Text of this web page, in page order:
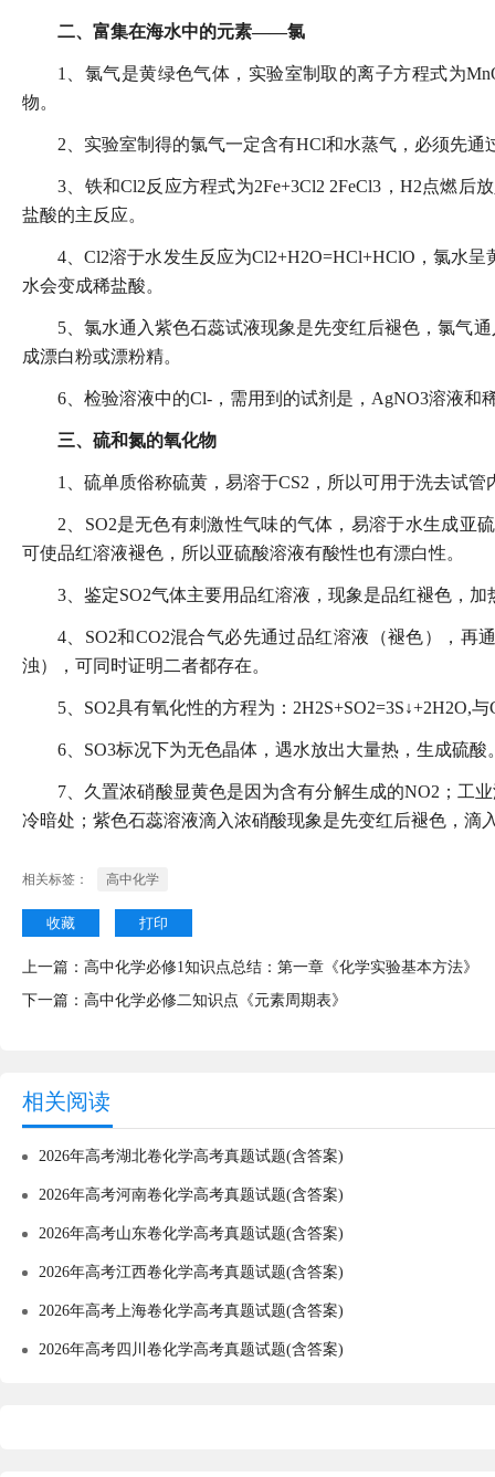
二、富集在海水中的元素——氯
1、氯气是黄绿色气体，实验室制取的离子方程式为
物。
2、实验室制得的氯气一定含有HCl和水蒸气，必须先
3、铁和Cl2反应方程式为2Fe+3Cl2 2FeCl3，H2点燃
盐酸的主反应。
4、Cl2溶于水发生反应为Cl2+H2O=HCl+HClO，氯水
水会变成稀盐酸。
5、氯水通入紫色石蕊试液现象是先变红后褪色，氯气
成漂白粉或漂粉精。
6、检验溶液中的Cl-，需用到的试剂是，AgNO3溶液和
三、硫和氮的氧化物
1、硫单质俗称硫黄，易溶于CS2，所以可用于洗去试管
2、SO2是无色有刺激性气味的气体，易溶于水生成亚
可使品红溶液褪色，所以亚硫酸溶液有酸性也有漂白性。
3、鉴定SO2气体主要用品红溶液，现象是品红褪色，加
4、SO2和CO2混合气必先通过品红溶液（褪色），再
浊），可同时证明二者都存在。
5、SO2具有氧化性的方程为：2H2S+SO2=3S↓+2H2O,
6、SO3标况下为无色晶体，遇水放出大量热，生成硫酸
7、久置浓硝酸显黄色是因为含有分解生成的NO2；工
冷暗处；紫色石蕊溶液滴入浓硝酸现象是先变红后褪色，滴
相关标签： 高中化学
收藏 打印
上一篇： 高中化学必修1知识点总结：第一章《化学实验基本方法》
下一篇： 高中化学必修二知识点《元素周期表》
相关阅读
2026年高考湖北卷化学高考真题试题(含答案)
2026年高考河南卷化学高考真题试题(含答案)
2026年高考山东卷化学高考真题试题(含答案)
2026年高考江西卷化学高考真题试题(含答案)
2026年高考上海卷化学高考真题试题(含答案)
2026年高考四川卷化学高考真题试题(含答案)